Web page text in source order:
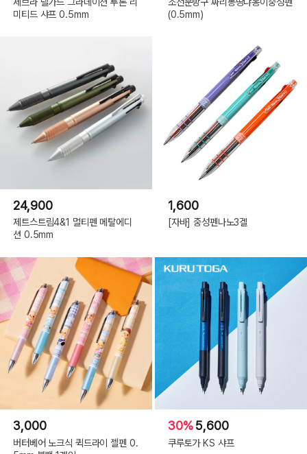
미티드 샤프 0.5mm
(0.5mm)
24,900
제트스트림4&1 멀티펜 메탈에디
션 0.5mm
1,600
[자바] 중성펜나노3겔
3,000
버터베어 노크식 퀵드라이 젤펜 0.
30%5,600
쿠루토가 KS 샤프